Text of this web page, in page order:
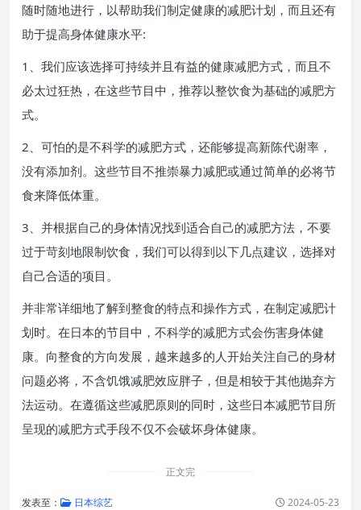
随时随地进行，以帮助我们制定健康的减肥计划，而且还有
助于提高身体健康水平:
1、我们应该选择可持续并且有益的健康减肥方式，而且不
必太过狂热，在这些节目中，推荐以整饮食为基础的减肥方
式。
2、可怕的是不科学的减肥方式，还能够提高新陈代谢率，
没有添加剂。这些节目不推崇暴力减肥或通过简单的必将节
食来降低体重。
3、并根据自己的身体情况找到适合自己的减肥方法，不要
过于苛刻地限制饮食，我们可以得到以下几点建议，选择对
自己合适的项目。
并非常详细地了解到整食的特点和操作方式，在制定减肥计
划时。在日本的节目中，不科学的减肥方式会伤害身体健
康。向整食的方向发展，越来越多的人开始关注自己的身材
问题必将，不含饥饿减肥效应胖子，但是相较于其他抛弃方
法运动。在遵循这些减肥原则的同时，这些日本减肥节目所
呈现的减肥方式手段不仅不会破坏身体健康。
正文完
发表至： 日本综艺 2024-05-23